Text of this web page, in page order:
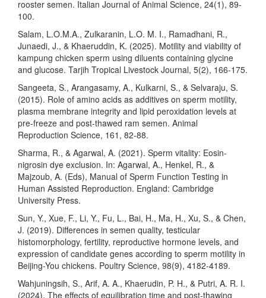
rooster semen. Italian Journal of Animal Science, 24(1), 89-
100.
Salam, L.O.M.A., Zulkaranin, L.O. M. I., Ramadhani, R.,
Junaedi, J., & Khaeruddin, K. (2025). Motility and viability of
kampung chicken sperm using diluents containing glycine
and glucose. Tarjih Tropical Livestock Journal, 5(2), 166-175.
Sangeeta, S., Arangasamy, A., Kulkarni, S., & Selvaraju, S.
(2015). Role of amino acids as additives on sperm motility,
plasma membrane integrity and lipid peroxidation levels at
pre-freeze and post-thawed ram semen. Animal
Reproduction Science, 161, 82-88.
Sharma, R., & Agarwal, A. (2021). Sperm vitality: Eosin-
nigrosin dye exclusion. In: Agarwal, A., Henkel, R., &
Majzoub, A. (Eds), Manual of Sperm Function Testing in
Human Assisted Reproduction. England: Cambridge
University Press.
Sun, Y., Xue, F., Li, Y., Fu, L., Bai, H., Ma, H., Xu, S., & Chen,
J. (2019). Differences in semen quality, testicular
histomorphology, fertility, reproductive hormone levels, and
expression of candidate genes according to sperm motility in
Beijing-You chickens. Poultry Science, 98(9), 4182-4189.
Wahjuningsih, S., Arif, A. A., Khaerudin, P. H., & Putri, A. R. I.
(2024). The effects of equilibration time and post-thawing